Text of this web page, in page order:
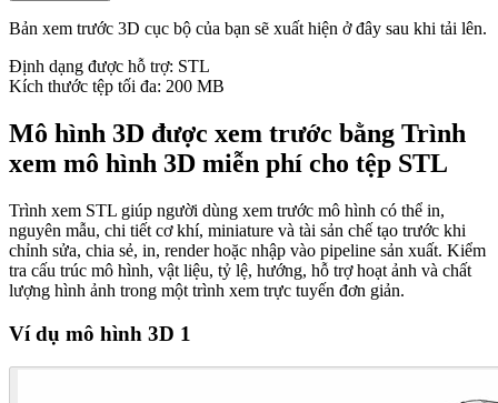
Bản xem trước 3D cục bộ của bạn sẽ xuất hiện ở đây sau khi tải lên.
Định dạng được hỗ trợ: STL
Kích thước tệp tối đa: 200 MB
Mô hình 3D được xem trước bằng Trình
xem mô hình 3D miễn phí cho tệp STL
Trình xem STL giúp người dùng xem trước mô hình có thể in,
nguyên mẫu, chi tiết cơ khí, miniature và tài sản chế tạo trước khi
chỉnh sửa, chia sẻ, in, render hoặc nhập vào pipeline sản xuất. Kiểm
tra cấu trúc mô hình, vật liệu, tỷ lệ, hướng, hỗ trợ hoạt ảnh và chất
lượng hình ảnh trong một trình xem trực tuyến đơn giản.
Ví dụ mô hình 3D 1